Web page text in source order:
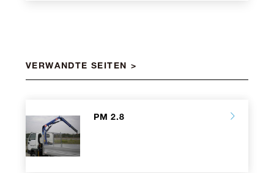
VERWANDTE SEITEN
PM 2.8